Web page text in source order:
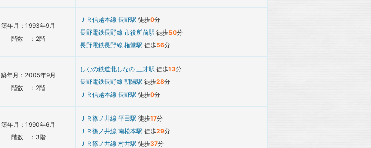
築年月：1993年9月
階数 ：2階
ＪＲ信越本線 長野駅 徒歩0分
長野電鉄長野線 市役所前駅 徒歩50分
長野電鉄長野線 権堂駅 徒歩56分
築年月：2005年9月
階数 ：2階
しなの鉄道北しなの 三才駅 徒歩13分
長野電鉄長野線 朝陽駅 徒歩28分
ＪＲ信越本線 長野駅 徒歩0分
築年月：1990年6月
階数 ：3階
ＪＲ篠ノ井線 平田駅 徒歩17分
ＪＲ篠ノ井線 南松本駅 徒歩29分
ＪＲ篠ノ井線 村井駅 徒歩37分